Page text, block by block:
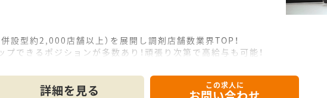
設型約2,000店舗以上）を展開し調剤店舗数業界TOP！
できるポジションが多数あり！頑張り次第で高給与も可能！
社内研修や外部組織と連携した研修を用意されています
そ活躍できるキャリアパスが多種多様に用意されています。
詳細を見る この求人に